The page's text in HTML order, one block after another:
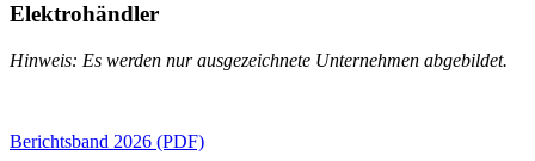
Elektrohändler
Hinweis: Es werden nur ausgezeichnete Unternehmen abgebildet.
Berichtsband 2026 (PDF)